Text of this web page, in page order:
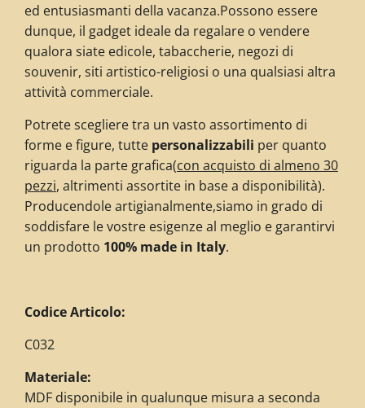
ed entusiasmanti della vacanza.Possono essere
dunque, il gadget ideale da regalare o vendere
qualora siate edicole, tabaccherie, negozi di
souvenir, siti artistico-religiosi o una qualsiasi altra
attività commerciale.
Potrete scegliere tra un vasto assortimento di
forme e figure, tutte personalizzabili per quanto
riguarda la parte grafica(con acquisto di almeno 30
pezzi, altrimenti assortite in base a disponibilità).
Producendole artigianalmente,siamo in grado di
soddisfare le vostre esigenze al meglio e garantirvi
un prodotto 100% made in Italy.
Codice Articolo:
C032
Materiale:
MDF disponibile in qualunque misura a seconda